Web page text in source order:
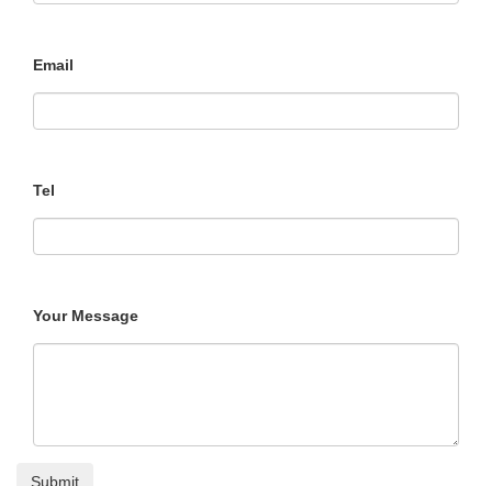
Email
Tel
Your Message